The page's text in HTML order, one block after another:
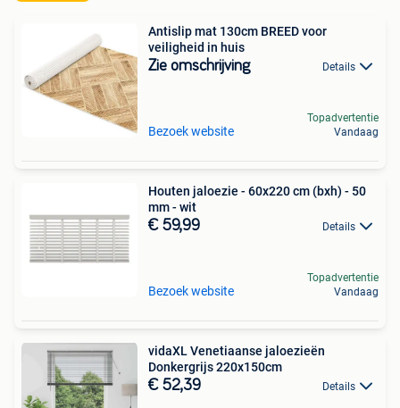
Antislip mat 130cm BREED voor
veiligheid in huis
Zie omschrijving Details
Bezoek website
Topadvertentie
Vandaag
Houten jaloezie - 60x220 cm (bxh) - 50
mm - wit
€ 59,99 Details
Bezoek website
Topadvertentie
Vandaag
vidaXL Venetiaanse jaloezieën
Donkergrijs 220x150cm
€ 52,39 Details